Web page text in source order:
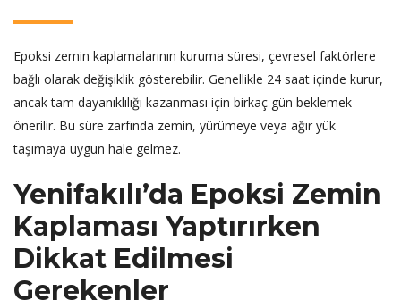
Epoksi zemin kaplamalarının kuruma süresi, çevresel faktörlere
bağlı olarak değişiklik gösterebilir. Genellikle 24 saat içinde kurur,
ancak tam dayanıklılığı kazanması için birkaç gün beklemek
önerilir. Bu süre zarfında zemin, yürümeye veya ağır yük
taşımaya uygun hale gelmez.
Yenifakılı’da Epoksi Zemin
Kaplaması Yaptırırken
Dikkat Edilmesi
Gerekenler